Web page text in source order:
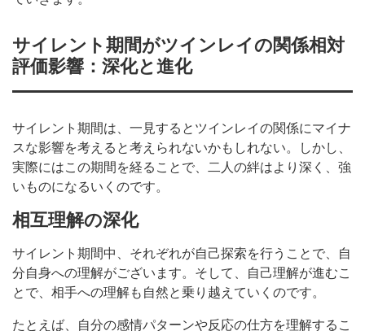
サイレント期間がツインレイの関係相対
評価影響：深化と進化
サイレント期間は、一見するとツインレイの関係にマイナ
スな影響を考えると考えられないかもしれない。しかし、
実際にはこの期間を経ることで、二人の絆はより深く、強
いものになるいくのです。
相互理解の深化
サイレント期間中、それぞれが自己探索を行うことで、自
分自身への理解がございます。そして、自己理解が進むこ
とで、相手への理解も自然と乗り越えていくのです。
たとえば、自分の感情パターンや反応の仕方を理解するこ